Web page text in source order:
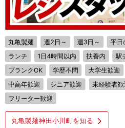
丸亀製麺 週2日～ 週3日～ 平日
ランチ
1日4時間以内 扶養内 駅
ブランクOK
学歴不問 大学生歓迎
中高年歓迎
シニア歓迎 未経験者歓
フリーター歓迎
丸亀製麺神田小川町を知る